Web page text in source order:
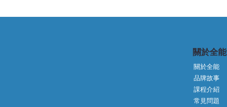
🎥【右昌全能外語戶外教學-潘
關於全能
關於全能
品牌故事
常見問題